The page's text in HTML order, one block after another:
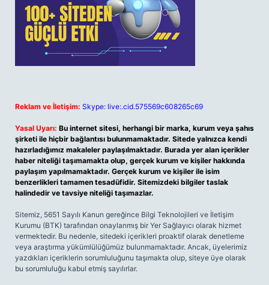
Reklam ve İletişim: Skype: live:.cid.575569c608265c69
Yasal Uyarı: Bu internet sitesi, herhangi bir marka, kurum veya şahıs
şirketi ile hiçbir bağlantısı bulunmamaktadır. Sitede yalnızca kendi
hazırladığımız makaleler paylaşılmaktadır. Burada yer alan içerikler
haber niteliği taşımamakta olup, gerçek kurum ve kişiler hakkında
paylaşım yapılmamaktadır. Gerçek kurum ve kişiler ile isim
benzerlikleri tamamen tesadüfidir. Sitemizdeki bilgiler taslak
halindedir ve tavsiye niteliği taşımazlar.
Sitemiz, 5651 Sayılı Kanun gereğince Bilgi Teknolojileri ve İletişim
Kurumu (BTK) tarafından onaylanmış bir Yer Sağlayıcı olarak hizmet
vermektedir. Bu nedenle, sitedeki içerikleri proaktif olarak denetleme
veya araştırma yükümlülüğümüz bulunmamaktadır. Ancak, üyelerimiz
yazdıkları içeriklerin sorumluluğunu taşımakta olup, siteye üye olarak
bu sorumluluğu kabul etmiş sayılırlar.